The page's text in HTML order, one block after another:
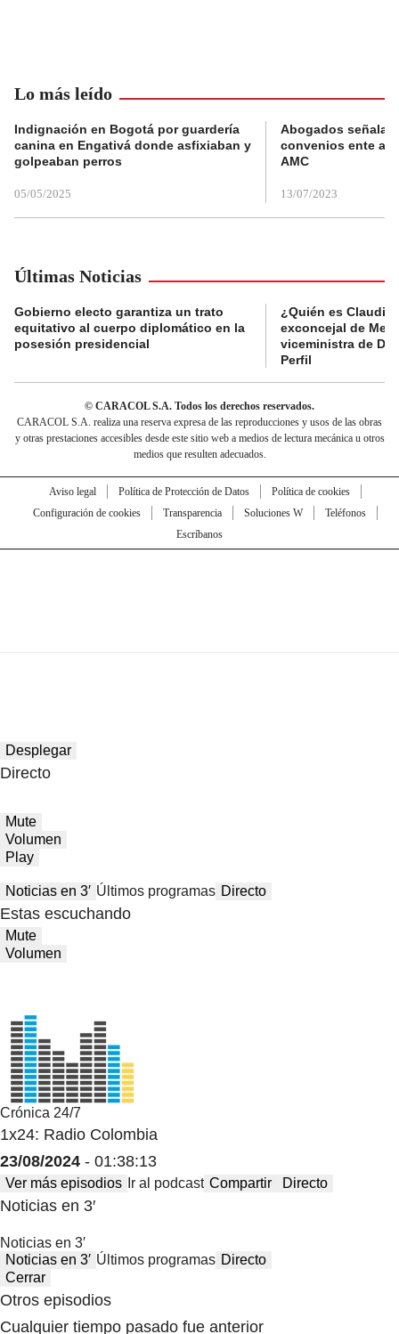
Lo más leído
Indignación en Bogotá por guardería
canina en Engativá donde asfixiaban y
golpeaban perros
05/05/2025
Abogados
convenios ente
AMC
13/07/2023
Últimas Noticias
Gobierno electo garantiza un trato
equitativo al cuerpo diplomático en la
posesión presidencial
¿Quién es Claudia
exconcejal de
viceministra de
Perfil
© CARACOL S.A. Todos los derechos reservados.
CARACOL S.A. realiza una reserva expresa de las reproducciones y usos de las obras
y otras prestaciones accesibles desde este sitio web a medios de lectura mecánica u otros
medios que resulten adecuados.
Aviso legal Política de Protección de Datos
Política de cookies
Configuración de cookies
Transparencia Soluciones W
Teléfonos
Escríbanos
Desplegar
Directo
Mute
Volumen
Play
Noticias en 3′ Últimos programas Directo
Estas escuchando
Mute
Volumen
Crónica 24/7
1x24: Radio Colombia
23/08/2024 - 01:38:13
Ver más episodios Ir al podcast Compartir Directo
Noticias en 3′
Noticias en 3′
Noticias en 3′ Últimos programas Directo
Cerrar
Otros episodios
Cualquier tiempo pasado fue anterior